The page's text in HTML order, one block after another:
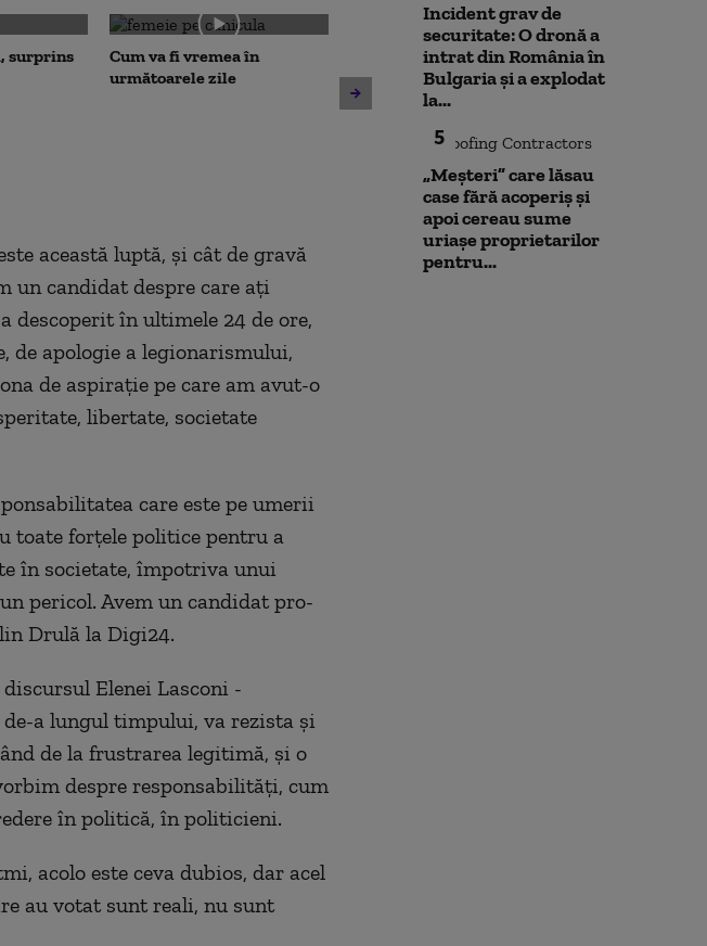
surprins
Cum va fi vremea în
următoarele zile
rămâne în funcțiune. Apa
centimetri, în ultimele 24 de
Ambulanţă
topoarele într-
copii”. Șoferul
această luptă, și cât de gravă
un candidat despre care ați
descoperit în ultimele 24 de ore,
de apologie a legionarismului,
de aspirație pe care am avut-o
libertate, societate
care este pe umerii
toate forțele politice pentru a
în societate, împotriva unui
pericol. Avem un candidat pro-
Drulă la Digi24.
Elenei Lasconi -
a lungul timpului, va rezista și
de la frustrarea legitimă, și o
despre responsabilități, cum
în politică, în politicieni.
acolo este ceva dubios, dar acel
au votat sunt reali, nu sunt
Incident grav de
securitate: O dronă a
intrat din România în
Bulgaria şi a explodat
la...
5
„Meșteri” care lăsau
case fără acoperiș și
apoi cereau sume
uriașe proprietarilor
pentru...